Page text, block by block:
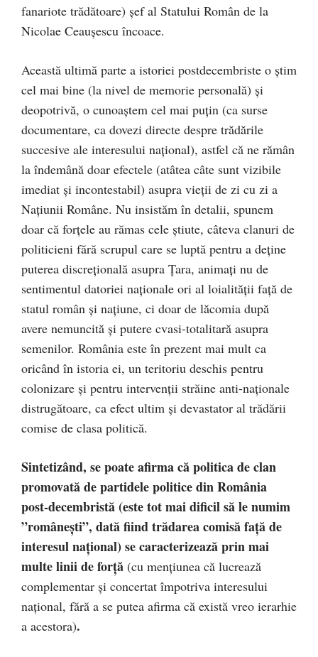
fanariote trădătoare) şef al Statului Român de la
Nicolae Ceauşescu încoace.
Această ultimă parte a istoriei postdecembriste o ştim
cel mai bine (la nivel de memorie personală) şi
deopotrivă, o cunoaştem cel mai puţin (ca surse
documentare, ca dovezi directe despre trădările
succesive ale interesului naţional), astfel că ne rămân
la îndemână doar efectele (atâtea câte sunt vizibile
imediat şi incontestabil) asupra vieţii de zi cu zi a
Naţiunii Române. Nu insistăm în detalii, spunem
doar că forţele au rămas cele ştiute, câteva clanuri de
politicieni fără scrupul care se luptă pentru a deţine
puterea discreţională asupra Ţara, animaţi nu de
sentimentul datoriei naţionale ori al loialităţii faţă de
statul român şi naţiune, ci doar de lăcomia după
avere nemuncită şi putere cvasi-totalitară asupra
semenilor. România este în prezent mai mult ca
oricând în istoria ei, un teritoriu deschis pentru
colonizare şi pentru intervenţii străine anti-naţionale
distrugătoare, ca efect ultim şi devastator al trădării
comise de clasa politică.
Sintetizând, se poate afirma că politica de clan
promovată de partidele politice din România
post-decembristă (este tot mai dificil să le numim
”româneşti”, dată fiind trădarea comisă faţă de
interesul naţional) se caracterizează prin mai
multe linii de forţă (cu menţiunea că lucrează
complementar şi concertat împotriva interesului
naţional, fără a se putea afirma că există vreo ierarhie
a acestora).